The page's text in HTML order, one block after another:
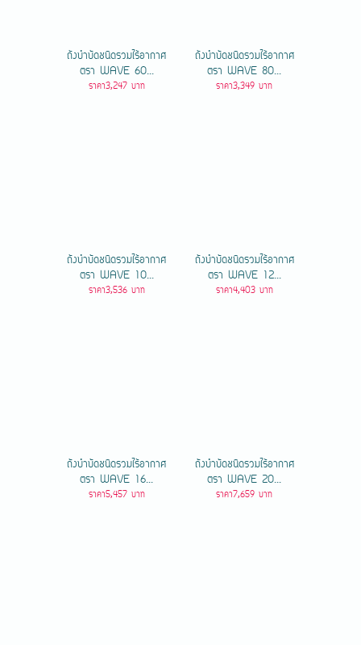
ถังบำบัดชนิดรวมไร้อากาศ
ตรา WAVE 60...
ราคา3,247 บาท
ถังบำบัดชนิดรวมไร้อากาศ
ตรา WAVE 80...
ราคา3,349 บาท
ถังบำบัดชนิดรวมไร้อากาศ
ตรา WAVE 10...
ราคา3,536 บาท
ถังบำบัดชนิดรวมไร้อากาศ
ตรา WAVE 12...
ราคา4,403 บาท
ถังบำบัดชนิดรวมไร้อากาศ
ตรา WAVE 16...
ราคา5,457 บาท
ถังบำบัดชนิดรวมไร้อากาศ
ตรา WAVE 20...
ราคา7,659 บาท